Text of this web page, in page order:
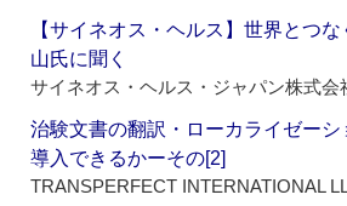
【サイネオス・ヘルス】世界とつ
山氏に聞く
サイネオス・ヘルス・ジャパン株式会
治験文書の翻訳・ローカライゼー
導入できるかーその[2]
TRANSPERFECT INTERNATIONAL